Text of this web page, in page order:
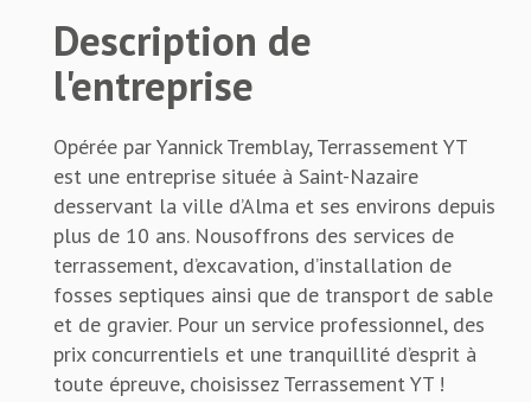
Description de
l'entreprise
Opérée par Yannick Tremblay, Terrassement YT
est une entreprise située à Saint-Nazaire
desservant la ville d’Alma et ses environs depuis
plus de 10 ans. Nousoffrons des services de
terrassement, d’excavation, d’installation de
fosses septiques ainsi que de transport de sable
et de gravier. Pour un service professionnel, des
prix concurrentiels et une tranquillité d’esprit à
toute épreuve, choisissez Terrassement YT !